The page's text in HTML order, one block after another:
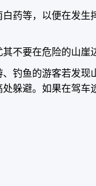
药等，以便在发生
不要在危险的山崖
钓鱼的游客若发现
躲避。如果在驾车